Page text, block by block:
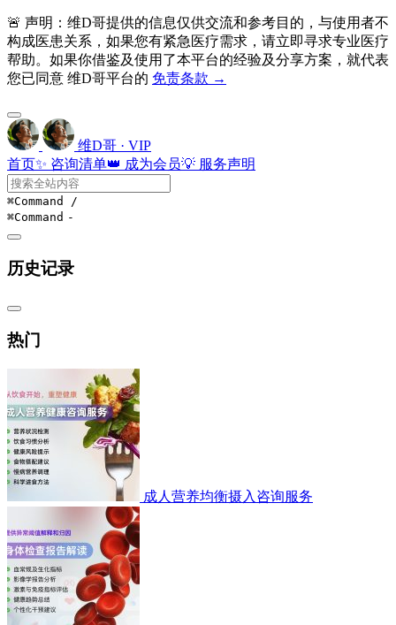
🚨 声明：维D哥提供的信息仅供交流和参考目的，与使用者不
构成医患关系，如果您有紧急医疗需求，请立即寻求专业医疗
帮助。如果你借鉴及使用了本平台的经验及分享方案，就代表
您已同意 维D哥平台的 免责条款 →
维D哥 · VIP
首页✨ 咨询清单👑 成为会员💡 服务声明
⌘Command /
⌘Command -
历史记录
热门
成人营养均衡摄入咨询服务